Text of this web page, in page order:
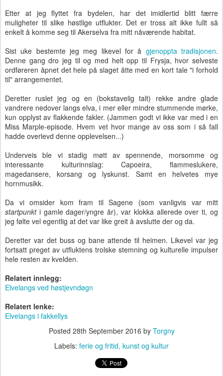
Etter at jeg flyttet fra bydelen, har det imidlertid blitt færre
muligheter til slike høstlige utflukter. Det er tross alt ikke fullt så
enkelt å komme seg til Akerselva fra mitt nåværende habitat.
Sist uke bestemte jeg meg likevel for å gjenoppta tradisjonen.
Denne gang dro jeg til og med helt opp til Frysja, hvor selveste
ordføreren åpnet det hele på slaget åtte med en kort tale "i forhold
til" arrangementet.
Deretter ruslet jeg og en (bokstavelig talt) rekke andre glade
vandrere nedover langs elva, i mer eller mindre stummende mørke,
kun opplyst av flakkende fakler. (Jammen godt vi ikke var med i en
Miss Marple-episode. Hvem vet hvor mange av oss som i så fall
hadde overlevd denne opplevelsen...)
Underveis ble vi stadig møtt av spennende, morsomme og
interessante kulturinnslag: Capoeira, flammeslukere,
magedansere, korsang og lyskunst. Samt en helvetes mye
hornmusikk.
Da vi omsider kom fram til Sagene (som vanligvis var mitt
startpunkti gamle dager/yngre år), var klokka allerede over ti, og
jeg følte vel egentlig at det var like greit å avslutte der og da.
Deretter var det buss og bane attende til heimen. Likevel var jeg
fortsatt preget av utfluktens trolske stemning og kulturelle impulser
hele resten av kvelden.
Relatert innlegg:
Elvelangs ved høstjevndøgn
Relatert lenke:
Elvelangs i fakkellys
Posted 28th September 2016 by Torgny
Labels: ferie og fritid kunst og kultur